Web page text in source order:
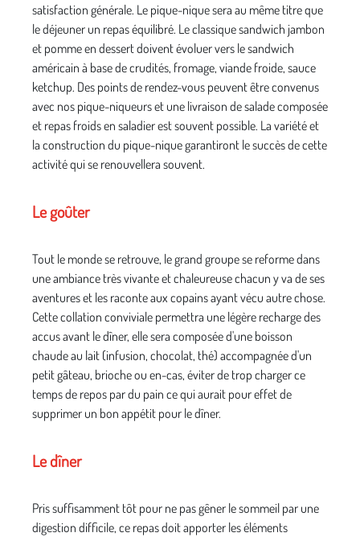
satisfaction générale. Le pique-nique sera au même titre que
le déjeuner un repas équilibré. Le classique sandwich jambon
et pomme en dessert doivent évoluer vers le sandwich
américain à base de crudités, fromage, viande froide, sauce
ketchup. Des points de rendez-vous peuvent être convenus
avec nos pique-niqueurs et une livraison de salade composée
et repas froids en saladier est souvent possible. La variété et
la construction du pique-nique garantiront le succès de cette
activité qui se renouvellera souvent.
Le goûter
Tout le monde se retrouve, le grand groupe se reforme dans
une ambiance très vivante et chaleureuse chacun y va de ses
aventures et les raconte aux copains ayant vécu autre chose.
Cette collation conviviale permettra une légère recharge des
accus avant le dîner, elle sera composée d'une boisson
chaude au lait (infusion, chocolat, thé) accompagnée d'un
petit gâteau, brioche ou en-cas, éviter de trop charger ce
temps de repos par du pain ce qui aurait pour effet de
supprimer un bon appétit pour le dîner.
Le dîner
Pris suffisamment tôt pour ne pas gêner le sommeil par une
digestion difficile, ce repas doit apporter les éléments